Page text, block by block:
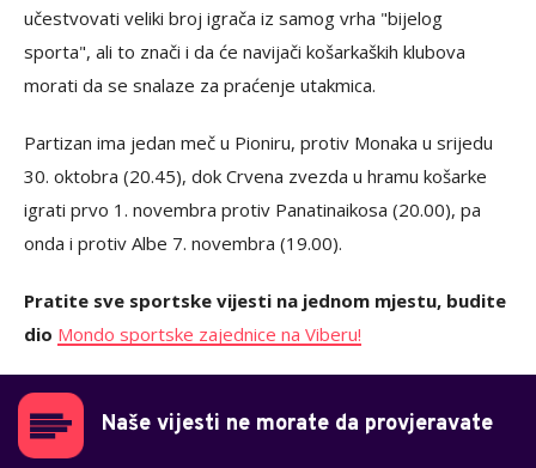
učestvovati veliki broj igrača iz samog vrha "bijelog
sporta", ali to znači i da će navijači košarkaških klubova
morati da se snalaze za praćenje utakmica.
Partizan ima jedan meč u Pioniru, protiv Monaka u srijedu
30. oktobra (20.45), dok Crvena zvezda u hramu košarke
igrati prvo 1. novembra protiv Panatinaikosa (20.00), pa
onda i protiv Albe 7. novembra (19.00).
Pratite sve sportske vijesti na jednom mjestu, budite
dio Mondo sportske zajednice na Viberu!
Naše vijesti ne morate da provjeravate